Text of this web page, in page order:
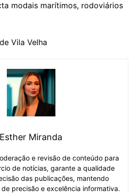
modais marítimos, rodoviários
Vila Velha
Esther Miranda
e revisão de conteúdo para
de notícias, garante a qualidade
das publicações, mantendo
precisão e excelência informativa.